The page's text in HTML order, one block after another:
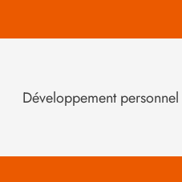
Développement personnel